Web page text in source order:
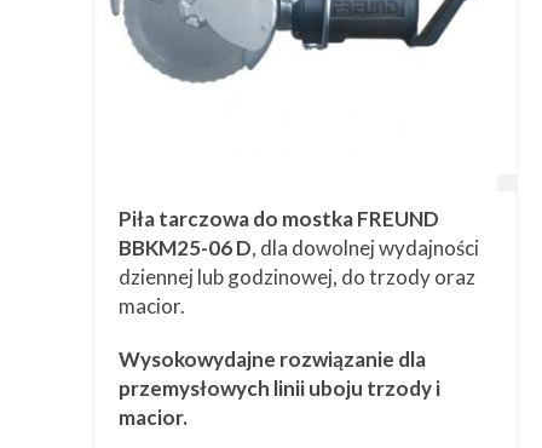
Piła tarczowa do mostka FREUND
BBKM25-06 D, dla dowolnej wydajności
dziennej lub godzinowej, do trzody oraz
macior.
Wysokowydajne rozwiązanie dla
przemysłowych linii uboju trzody i
macior.